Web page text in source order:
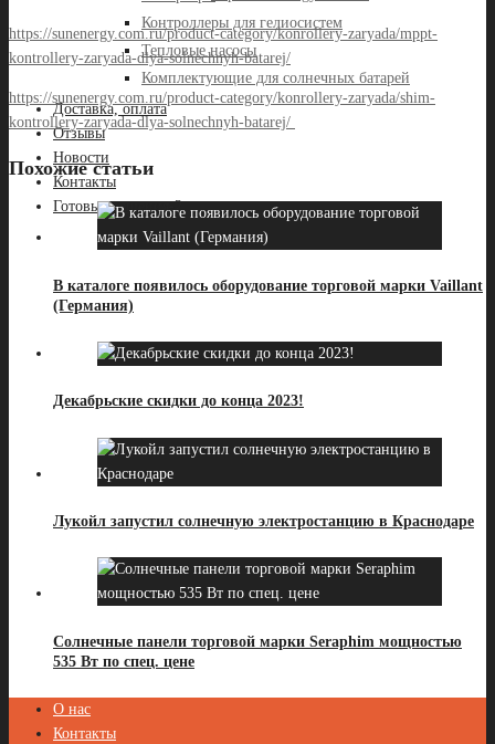
Контроллеры для гелиосистем
Тепловые насосы
Комплектующие для солнечных батарей
Доставка, оплата
Отзывы
Новости
Контакты
Готовые решения-2
https://sunenergy.com.ru/product-category/konrollery-zaryada/mppt-
kontrollery-zaryada-dlya-solnechnyh-batarej/
https://sunenergy.com.ru/product-category/konrollery-zaryada/shim-
kontrollery-zaryada-dlya-solnechnyh-batarej/
Похожие статьи
В каталоге появилось оборудование торговой марки Vaillant
(Германия)
Декабрьские скидки до конца 2023!
Лукойл запустил солнечную электростанцию в Краснодаре️
Солнечные панели торговой марки Seraphim мощностью
535 Вт по спец. цене
О нас
Контакты